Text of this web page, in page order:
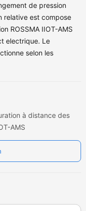
de pression
relative est compose
ROSSMA IIOT-AMS
electrique. Le
selon les
à distance des
AMS